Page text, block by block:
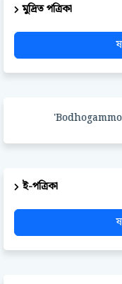
মুদ্রিত পত্রিকা
'Bodhogammo-
ই-পত্রিকা